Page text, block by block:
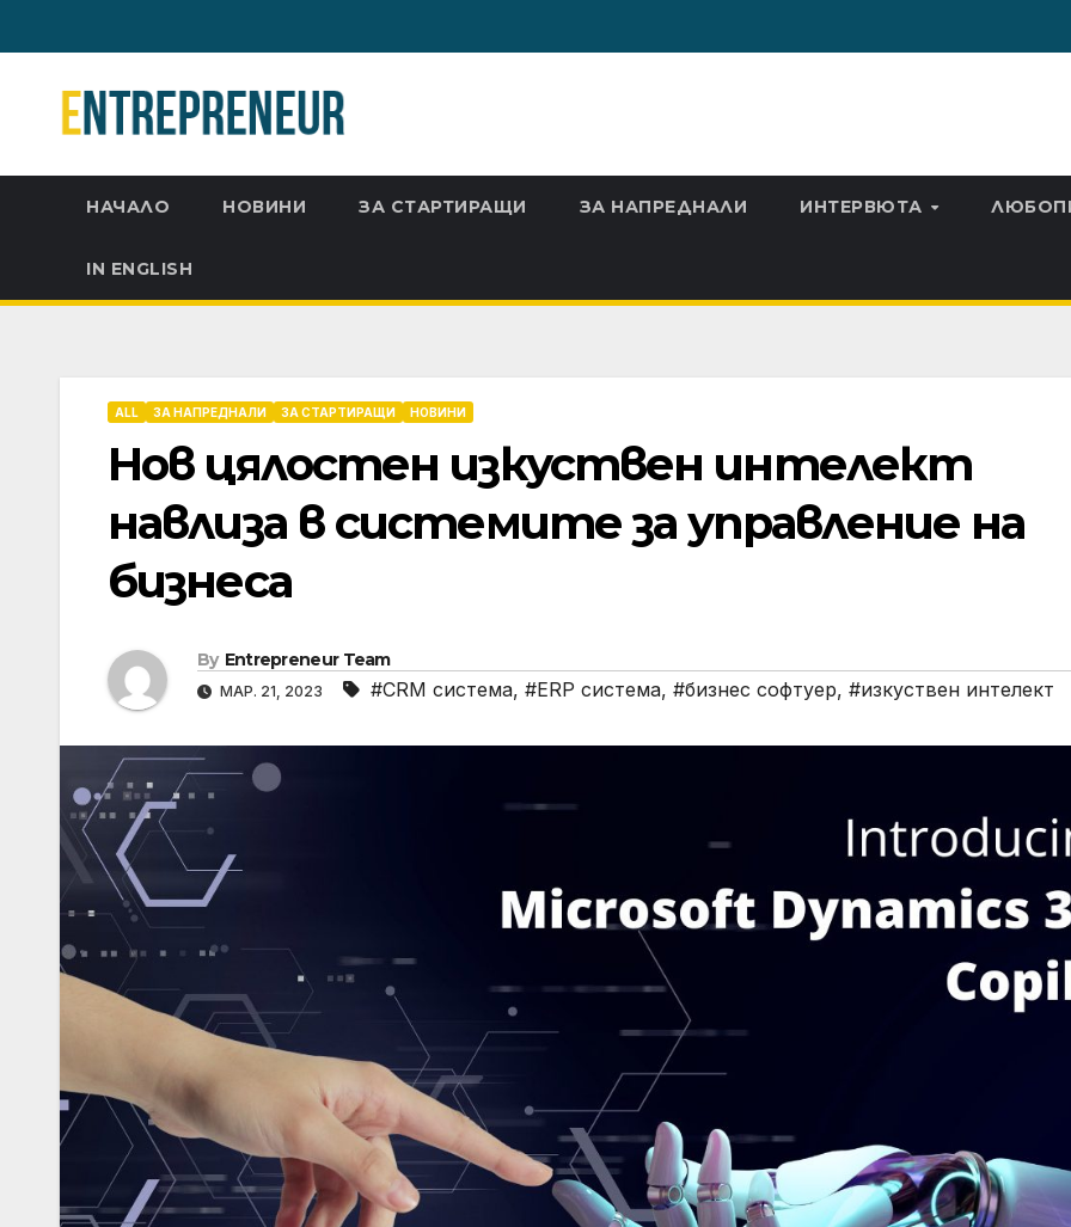
to
content
НАЧАЛО НОВИНИ ЗА СТАРТИРАЩИ ЗА НАПРЕДНАЛИ ИНТЕРВЮТА
IN ENGLISH
ALL ЗА НАПРЕДНАЛИ ЗА СТАРТИРАЩИ НОВИНИ
Нов цялостен изкуствен интелект
навлиза в системите за управление на
бизнеса
By Entrepreneur Team
МАР. 21, 2023 #CRM система, #ERP система, #бизнес софтуер, #изкуствен интелект